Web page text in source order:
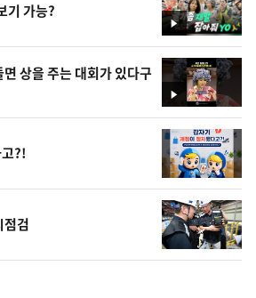
영
상
기 가능?
영
상
상을 주는 대회가 있다구
?!
점검